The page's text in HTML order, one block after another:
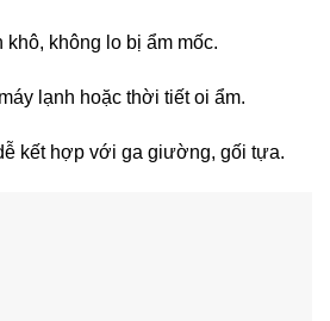
khô, không lo bị ẩm mốc.
lạnh hoặc thời tiết oi ẩm.
kết hợp với ga giường, gối tựa.